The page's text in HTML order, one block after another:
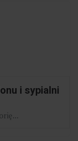
i sypialni